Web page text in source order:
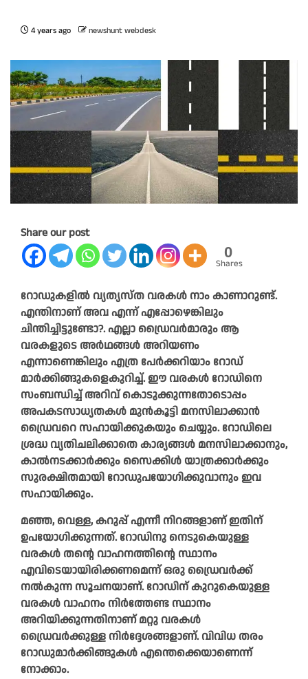
4 years ago newshunt webdesk
Share our post
0
Shares
റോഡുകളിൽ വ്യത്യസ്ത വരകൾ നാം കാണാറുണ്ട്.
എന്തിനാണ് അവ എന്ന് എപ്പോഴെങ്കിലും
ചിന്തിച്ചിട്ടുണ്ടോ?. എല്ലാ ഡ്രൈവർമാരും ആ
വരകളുടെ അർഥങ്ങൾ അറിയണം
എന്നാണെങ്കിലും എത്ര പേർക്കറിയാം റോഡ്
മാർക്കിങ്ങുകളെകുറിച്ച്. ഈ വരകൾ റോഡിനെ
സംബന്ധിച്ച് അറിവ് കൊടുക്കുന്നതോടൊപ്പം
അപകടസാധ്യതകൾ മുൻകൂട്ടി മനസിലാക്കാൻ
ഡ്രൈവറെ സഹായിക്കുകയും ചെയ്യും. റോഡിലെ
ശ്രദ്ധ വ്യതിചലിക്കാതെ കാര്യങ്ങൾ മനസിലാക്കാനും,
കാൽനടക്കാർക്കും സൈക്കിൾ യാത്രക്കാർക്കും
സുരക്ഷിതമായി റോഡുപയോഗിക്കുവാനും ഇവ
സഹായിക്കും.
മഞ്ഞ, വെള്ള, കറുപ്പ് എന്നീ നിറങ്ങളാണ് ഇതിന്
ഉപയോഗിക്കുന്നത്. റോഡിനു നെടുകെയുള്ള
വരകൾ തന്റെ വാഹനത്തിന്റെ സ്ഥാനം
എവിടെയായിരിക്കണമെന്ന് ഒരു ഡ്രൈവർക്ക്
നൽകുന്ന സൂചനയാണ്. റോഡിന് കുറുകെയുള്ള
വരകൾ വാഹനം നിർത്തേണ്ട സ്ഥാനം
അറിയിക്കുന്നതിനാണ് മറ്റു വരകൾ
ഡ്രൈവർക്കുള്ള നിർദ്ദേശങ്ങളാണ്. വിവിധ തരം
റോഡുമാർക്കിങ്ങുകൾ എന്തെക്കെയാണെന്ന്
നോക്കാം.